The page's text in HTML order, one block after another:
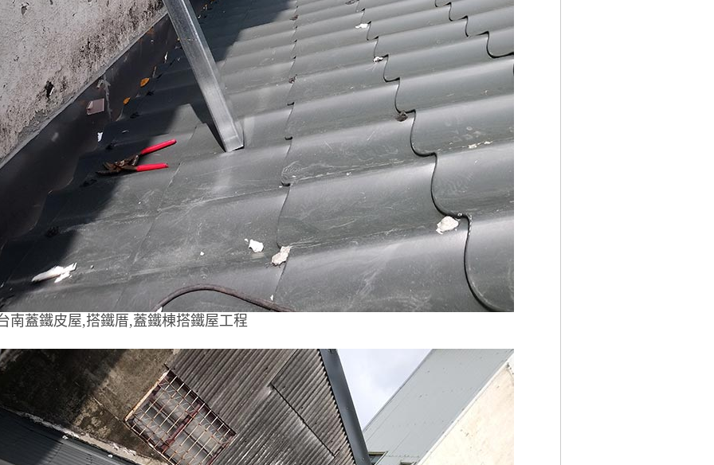
南蓋鐵皮屋,搭鐵厝,蓋鐵棟搭鐵屋工程